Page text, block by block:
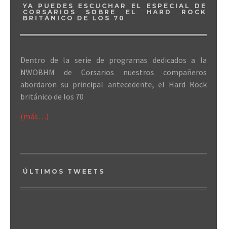
YA PUEDES ESCUCHAR EL ESPECIAL DE
CORSARIOS SOBRE EL HARD ROCK
BRITÁNICO DE LOS 70
Dentro de la serie de programas dedicados a la
NWOBHM de Corsarios nuestros compañeros
abordaron su principal antecedente, el Hard Rock
británico de los 70
(más…)
ÚLTIMOS TWEETS